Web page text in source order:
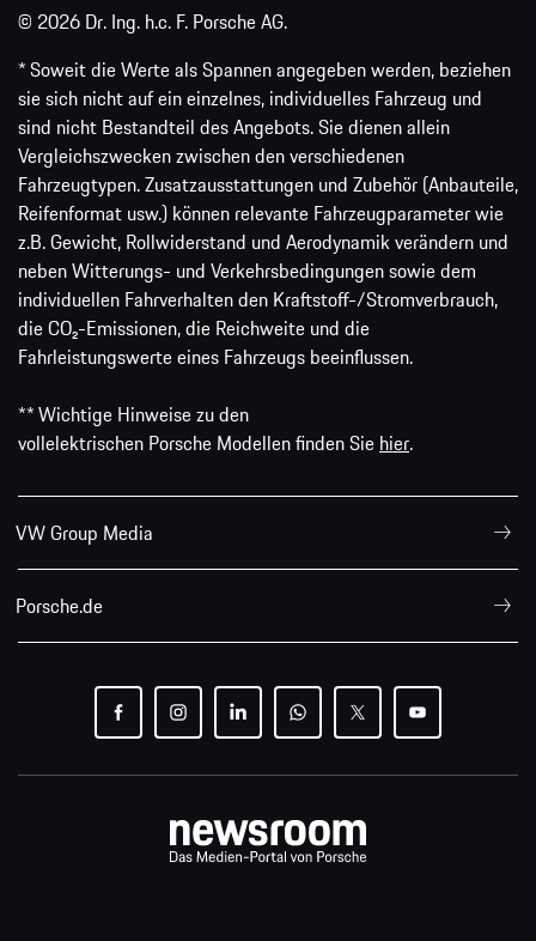
© 2026 Dr. Ing. h.c. F. Porsche AG.
* Soweit die Werte als Spannen angegeben werden, beziehen
sie sich nicht auf ein einzelnes, individuelles Fahrzeug und
sind nicht Bestandteil des Angebots. Sie dienen allein
Vergleichszwecken zwischen den verschiedenen
Fahrzeugtypen. Zusatzausstattungen und Zubehör (Anbauteile,
Reifenformat usw.) können relevante Fahrzeugparameter wie
z.B. Gewicht, Rollwiderstand und Aerodynamik verändern und
neben Witterungs- und Verkehrsbedingungen sowie dem
individuellen Fahrverhalten den Kraftstoff-/Stromverbrauch,
die CO₂-Emissionen, die Reichweite und die
Fahrleistungswerte eines Fahrzeugs beeinflussen.
** Wichtige Hinweise zu den
vollelektrischen Porsche Modellen finden Sie hier.
VW Group Media
Porsche.de